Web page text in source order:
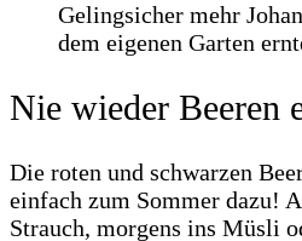
Nie wieder Beeren
Die roten und schwarzen
einfach zum Sommer dazu!
Strauch, morgens ins Müsli